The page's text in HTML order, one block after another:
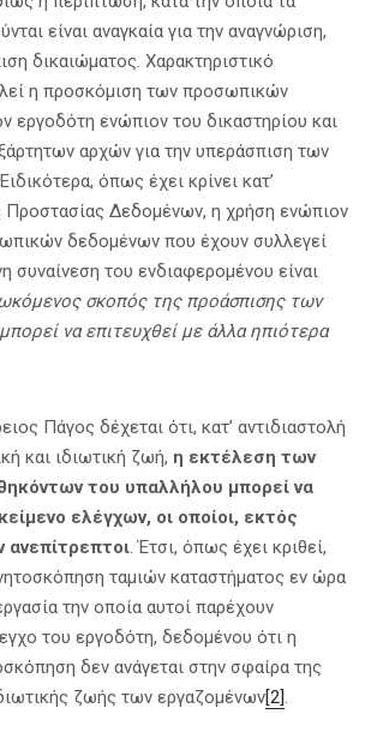
είναι αναγκαία για την αναγνώριση,
δικαιώματος. Χαρακτηριστικό
η προσκόμιση των προσωπικών
εργοδότη ενώπιον του δικαστηρίου και
αρχών για την υπεράσπιση των
όπως έχει κρίνει κατ’
Δεδομένων, η χρήση ενώπιον
δεδομένων που έχουν συλλεγεί
συναίνεση του ενδιαφερομένου είναι
σκοπός της προάσπισης των
να επιτευχθεί με άλλα ηπιότερα
Πάγος δέχεται ότι, κατ’ αντιδιαστολή
και ιδιωτική ζωή, η εκτέλεση των
του υπαλλήλου μπορεί να
ελέγχων, οι οποίοι, εκτός
ανεπίτρεπτοι. Έτσι, όπως έχει κριθεί,
ταμιών καταστήματος εν ώρα
την οποία αυτοί παρέχουν
του εργοδότη, δεδομένου ότι η
δεν ανάγεται στην σφαίρα της
ζωής των εργαζομένων[2].